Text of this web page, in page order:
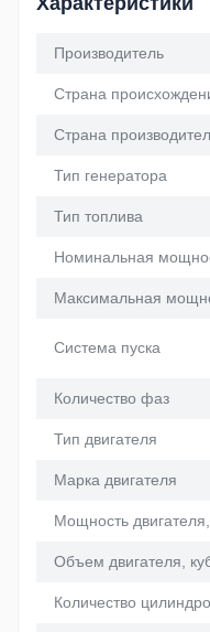
Производитель
Страна
Страна
Тип генератора
Тип топлива
Номинальная
Максимальная
Система пуска
Количество фаз
Тип двигателя
Марка двигателя
Мощность двигателя,
Объем двигателя,
Количество